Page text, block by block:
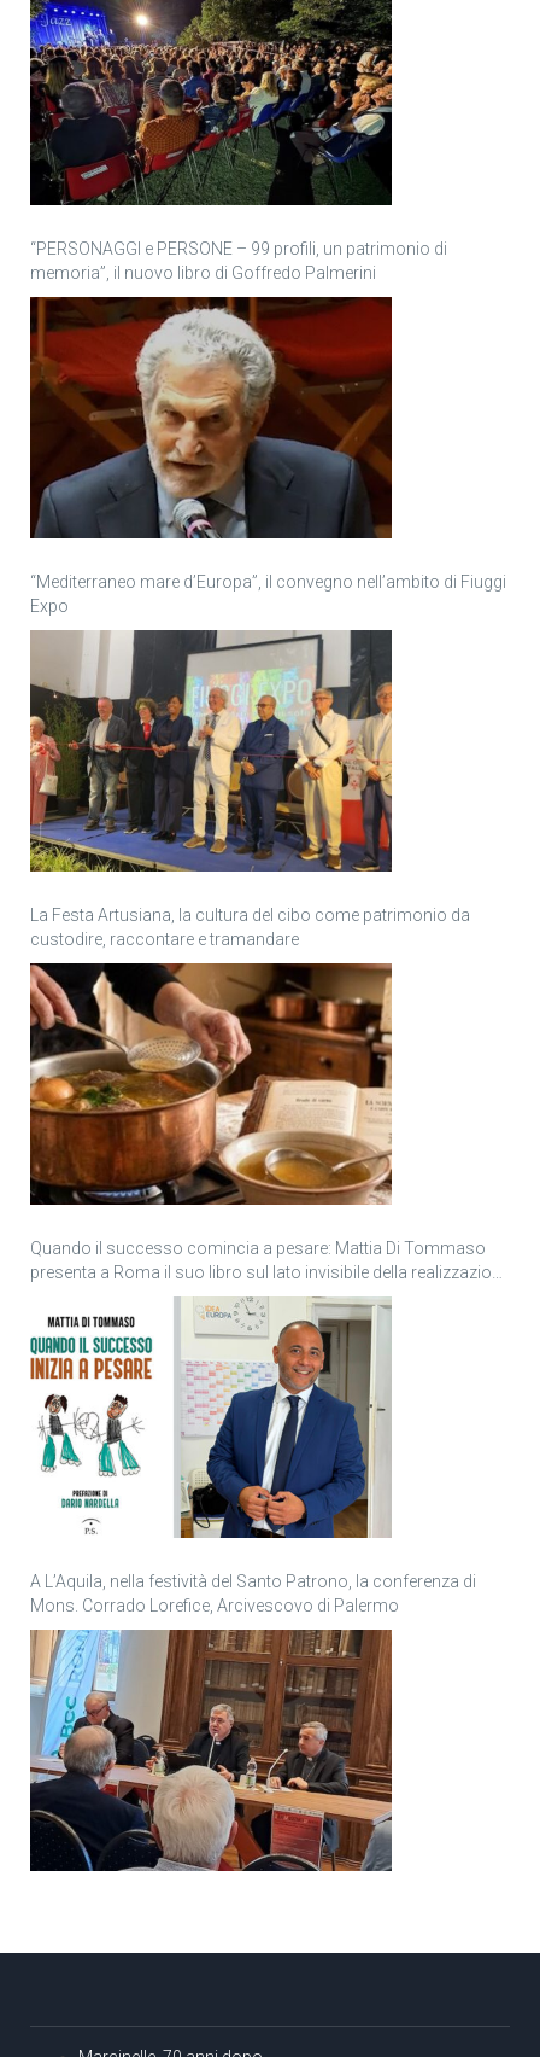
“PERSONAGGI e PERSONE – 99 profili, un patrimonio di
memoria”, il nuovo libro di Goffredo Palmerini
“Mediterraneo mare d’Europa”, il convegno nell’ambito di Fiuggi
Expo
La Festa Artusiana, la cultura del cibo come patrimonio da
custodire, raccontare e tramandare
Quando il successo comincia a pesare: Mattia Di Tommaso
presenta a Roma il suo libro sul lato invisibile della realizzazione
A L’Aquila, nella festività del Santo Patrono, la conferenza di
Mons. Corrado Lorefice, Arcivescovo di Palermo